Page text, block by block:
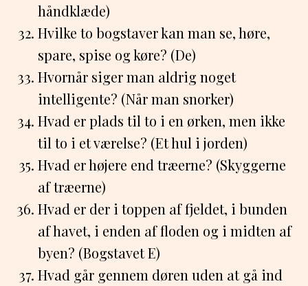
håndklæde)
Hvilke to bogstaver kan man se, høre,
spare, spise og køre? (De)
Hvornår siger man aldrig noget
intelligente? (Når man snorker)
Hvad er plads til to i en ørken, men ikke
til to i et værelse? (Et hul i jorden)
Hvad er højere end træerne? (Skyggerne
af træerne)
Hvad er der i toppen af fjeldet, i bunden
af havet, i enden af floden og i midten af
byen? (Bogstavet E)
Hvad går gennem døren uden at gå ind